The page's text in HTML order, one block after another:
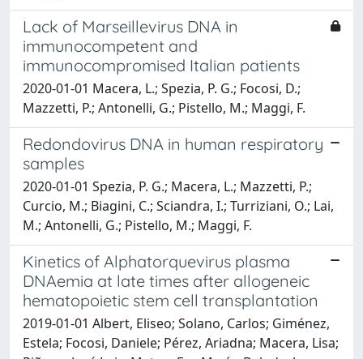
Lack of Marseillevirus DNA in
immunocompetent and
immunocompromised Italian patients
2020-01-01 Macera, L.; Spezia, P. G.; Focosi, D.;
Mazzetti, P.; Antonelli, G.; Pistello, M.; Maggi, F.
Redondovirus DNA in human respiratory
samples
2020-01-01 Spezia, P. G.; Macera, L.; Mazzetti, P.;
Curcio, M.; Biagini, C.; Sciandra, I.; Turriziani, O.; Lai,
M.; Antonelli, G.; Pistello, M.; Maggi, F.
Kinetics of Alphatorquevirus plasma
DNAemia at late times after allogeneic
hematopoietic stem cell transplantation
2019-01-01 Albert, Eliseo; Solano, Carlos; Giménez,
Estela; Focosi, Daniele; Pérez, Ariadna; Macera, Lisa;